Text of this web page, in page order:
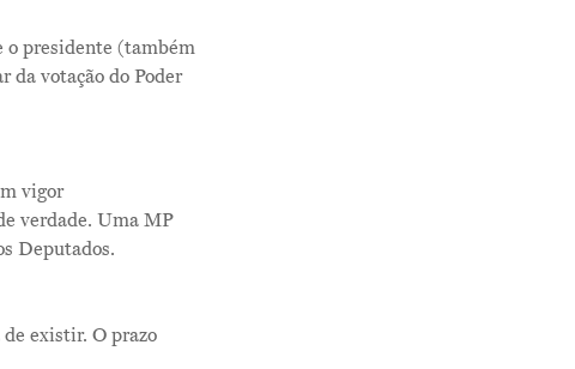
o presidente (também
da votação do Poder
vigor
verdade. Uma MP
Deputados.
existir. O prazo